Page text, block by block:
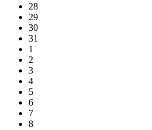
28
29
30
31
1
2
3
4
5
6
7
8